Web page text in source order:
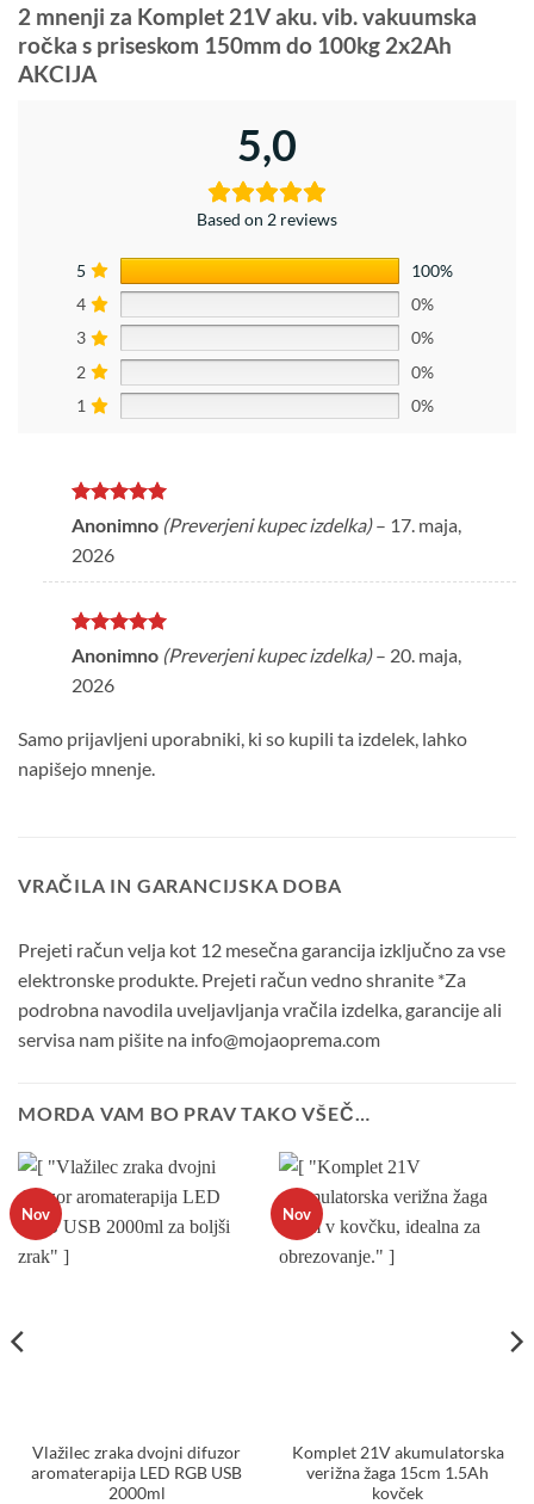
2 mnenji za Komplet 21V aku. vib. vakuumska
ročka s priseskom 150mm do 100kg 2x2Ah
AKCIJA
5,0
Based on 2 reviews
5
100%
4
0%
3
0%
2
0%
1
0%
Ocenjeno5
od 5
Anonimno (Preverjeni kupec izdelka) – 17. maja,
2026
Ocenjeno5
od 5
Anonimno (Preverjeni kupec izdelka) – 20. maja,
2026
Samo prijavljeni uporabniki, ki so kupili ta izdelek, lahko
napišejo mnenje.
VRAČILA IN GARANCIJSKA DOBA
Prejeti račun velja kot 12 mesečna garancija izključno za vse
elektronske produkte. Prejeti račun vedno shranite *Za
podrobna navodila uveljavljanja vračila izdelka, garancije ali
servisa nam pišite na info@mojaoprema.com
MORDA VAM BO PRAV TAKO VŠEČ…
Nov
Vlažilec zraka dvojni difuzor
aromaterapija LED RGB USB
2000ml
Nov
Komplet 21V akumulatorska
verižna žaga 15cm 1.5Ah
kovček